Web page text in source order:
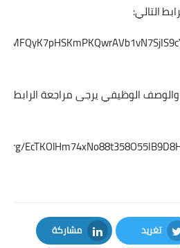
التالي:
والوصف الوظيفي يرجى مراجعة الرابط
تغريد مشاركة